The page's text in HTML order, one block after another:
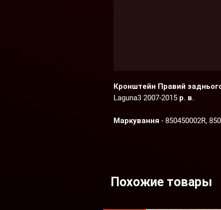
Кронштейн Правий
Laguna3 2007-2015 р. в.
Маркування - 850450002R,
Всі запчастини в наявності
Похожие товары